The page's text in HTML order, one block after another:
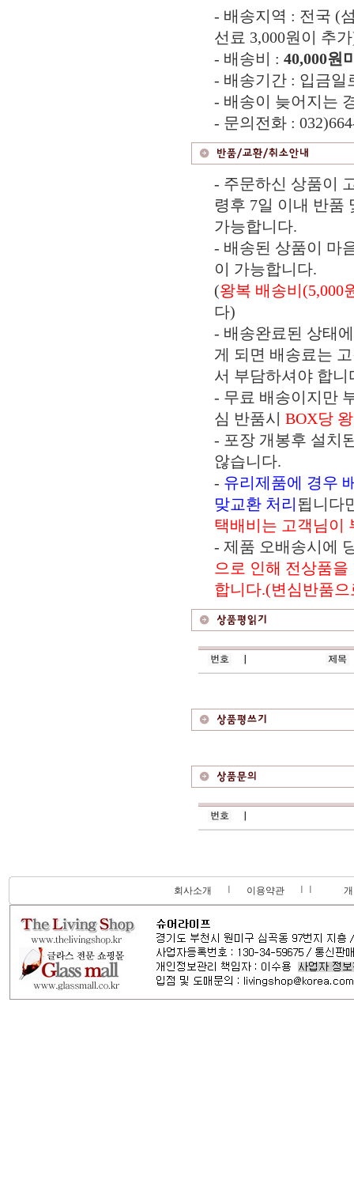
- 배송지역 : 전국 (
선료 3,000원이 추
- 배송비 : 40,000원
- 배송기간 : 입금일
- 배송이 늦어지는
- 문의전화 :
- 주문하신 상품이
령후 7일 이내 반품
가능합니다.
- 배송된 상품이 마
이 가능합니다.
(왕복 배송비(5,000
다)
- 배송완료된 상태
게 되면 배송료는
서 부담하셔야 합니
- 무료 배송이지만
심 반품시 BOX당
- 포장 개봉후 설치
않습니다.
- 유리제품에 경우
맞교환 처리 됩니다
택배비는 고객님이
- 제품 오배송시에
으로 인해 전상품
합니다.(변심반품
회사소개 이용약관